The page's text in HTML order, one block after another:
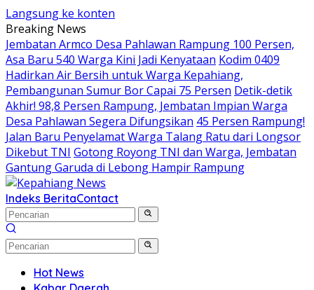
Langsung ke konten
Breaking News
Jembatan Armco Desa Pahlawan Rampung 100 Persen,
Asa Baru 540 Warga Kini Jadi Kenyataan Kodim 0409
Hadirkan Air Bersih untuk Warga Kepahiang,
Pembangunan Sumur Bor Capai 75 Persen Detik-detik
Akhir! 98,8 Persen Rampung, Jembatan Impian Warga
Desa Pahlawan Segera Difungsikan 45 Persen Rampung!
Jalan Baru Penyelamat Warga Talang Ratu dari Longsor
Dikebut TNI Gotong Royong TNI dan Warga, Jembatan
Gantung Garuda di Lebong Hampir Rampung
Indeks BeritaContact
Hot News